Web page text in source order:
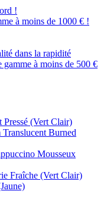
!
à moins de 1000 € !
dans la rapidité
à moins de 500 €
(Vert Clair)
Burned
Mousseux
Fraîche (Vert Clair)